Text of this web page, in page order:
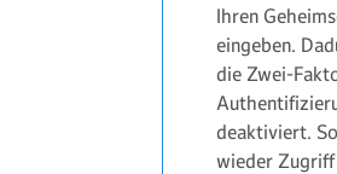
Ihren
eingeben.
die Zwei-
deaktiviert.
wieder